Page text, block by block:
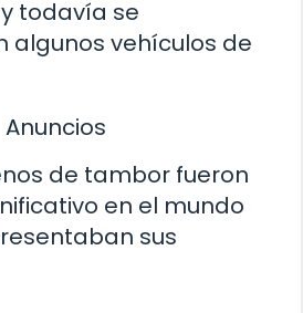
todavía se
algunos vehículos de
Anuncios
de tambor fueron
en el mundo
sus